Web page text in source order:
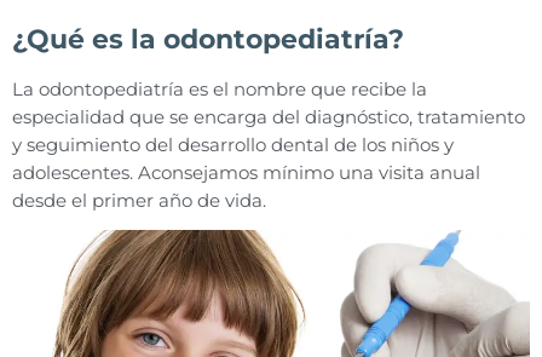
¿Qué es la odontopediatría?
La odontopediatría es el nombre que recibe la
especialidad que se encarga del diagnóstico, tratamiento
y seguimiento del desarrollo dental de los niños y
adolescentes. Aconsejamos mínimo una visita anual
desde el primer año de vida.